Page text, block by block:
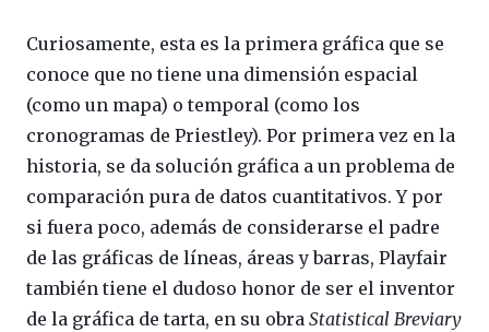
Curiosamente, esta es la primera gráfica que se
conoce que no tiene una dimensión espacial
(como un mapa) o temporal (como los
cronogramas de Priestley). Por primera vez en la
historia, se da solución gráfica a un problema de
comparación pura de datos cuantitativos. Y por
si fuera poco, además de considerarse el padre
de las gráficas de líneas, áreas y barras, Playfair
también tiene el dudoso honor de ser el inventor
de la gráfica de tarta, en su obra Statistical Breviary